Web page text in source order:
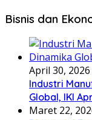
Bisnis dan
April 30, 2026
Industri
Global, IKI
Maret 22,